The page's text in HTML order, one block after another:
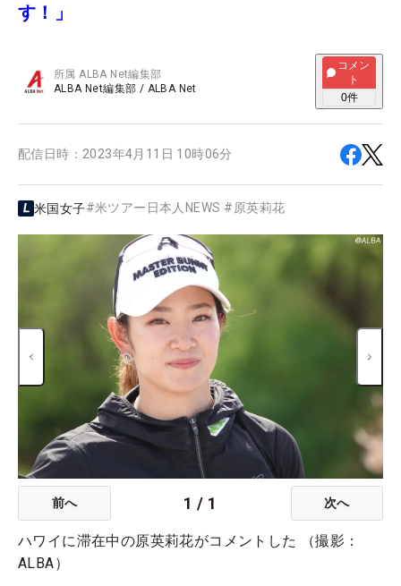
す！」
所属ALBA Net編集部
ALBA Net編集部 / ALBA Net
コメン
ト
0件
配信日時： 2023年4月11日 10時06分
米国女子#米ツアー日本人NEWS #原英莉花
前へ 1 / 1 次へ
ハワイに滞在中の原英莉花がコメントした （撮影：
ALBA）